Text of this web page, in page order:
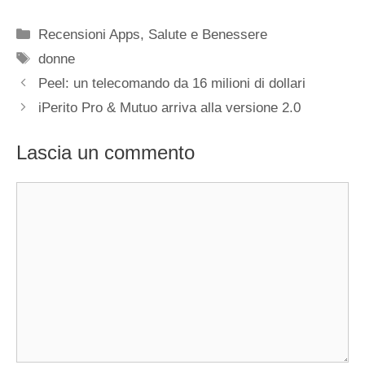
Categorie
Recensioni Apps, Salute e Benessere
Tag
donne
Peel: un telecomando da 16 milioni di dollari
iPerito Pro & Mutuo arriva alla versione 2.0
Lascia un commento